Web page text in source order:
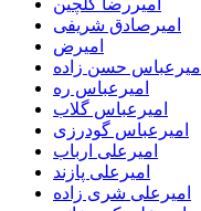
امیرصادق شریفی
امیرض
امیرعباس حسن زاده
امیرعباس ره
امیرعباس گلاب
امیرعباس گودرزی
امیرعلی ارباب
امیرعلی پازند
امیرعلی شری زاده